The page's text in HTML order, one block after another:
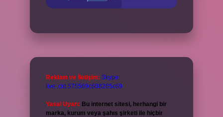
Reklam ve İletişim: Skype:
live:.cid.575569c608265c69
Yasal Uyarı: Bu internet sitesi, herhangi bir
marka, kurum veya şahıs şirketi ile hiçbir